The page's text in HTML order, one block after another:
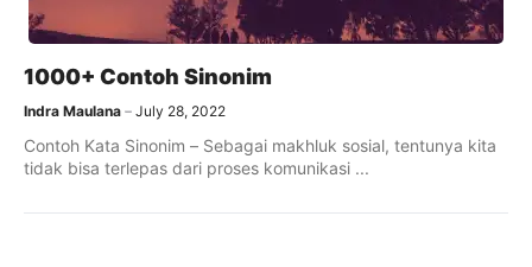
1000+ Contoh Sinonim
Indra Maulana July 28, 2022
Contoh Kata Sinonim – Sebagai makhluk sosial, tentunya kita
tidak bisa terlepas dari proses komunikasi ...